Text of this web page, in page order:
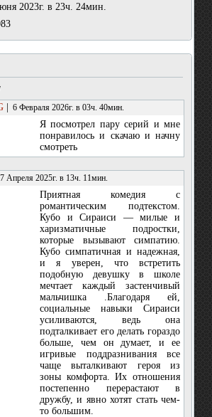
2023г. в 23ч. 24мин.
6 Февраля 2026г. в 03ч. 40мин.
Я посмотрел пару серий и мне
понравилось и скачаю и начну
смотреть
7 Апреля 2025г. в 13ч. 11мин.
Приятная комедия с
романтическим подтекстом.
Кубо и Сираиси — милые и
харизматичные подростки,
которые вызывают симпатию.
Кубо симпатичная и надежная,
и я уверен, что встретить
подобную девушку в школе
мечтает каждый застенчивый
мальчишка .Благодаря ей,
социальные навыки Сираиси
усиливаются, ведь она
подталкивает его делать гораздо
больше, чем он думает, и ее
игривые поддразнивания все
чаще выталкивают героя из
зоны комфорта. Их отношения
постепенно перерастают в
дружбу, и явно хотят стать чем-
то большим.